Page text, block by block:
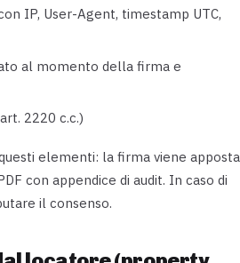
IP, User-Agent, timestamp UTC,
al momento della firma e
2220 c.c.)
elementi: la firma viene apposta
con appendice di audit. In caso di
il consenso.